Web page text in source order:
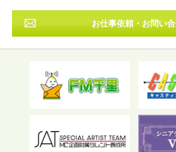
フリーワード検索
お仕事依頼・お問い